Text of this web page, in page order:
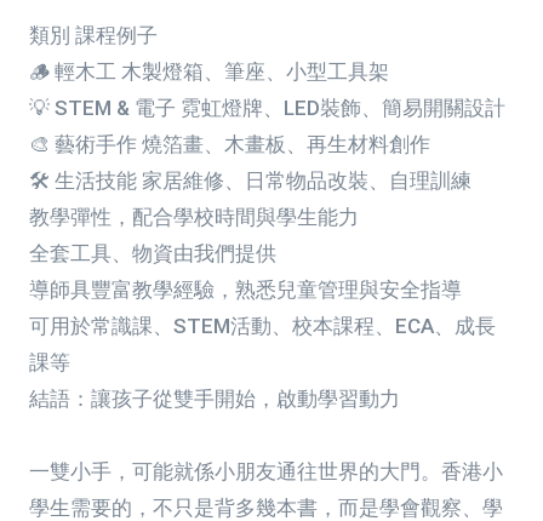
類別 課程例子
🪵 輕木工 木製燈箱、筆座、小型工具架
💡 STEM & 電子 霓虹燈牌、LED裝飾、簡易開關設計
🎨 藝術手作 燒箔畫、木畫板、再生材料創作
🛠️ 生活技能 家居維修、日常物品改裝、自理訓練
教學彈性，配合學校時間與學生能力
全套工具、物資由我們提供
導師具豐富教學經驗，熟悉兒童管理與安全指導
可用於常識課、STEM活動、校本課程、ECA、成長
課等
結語：讓孩子從雙手開始，啟動學習動力
一雙小手，可能就係小朋友通往世界的大門。香港小
學生需要的，不只是背多幾本書，而是學會觀察、學